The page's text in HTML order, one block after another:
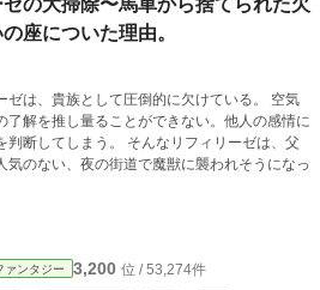
座についた理由。
ゼは、貴族として圧倒的に欠けている。 空気
了解を推し量ることができない。他人の感情に
判断してしまう。 そんなリフィリーゼは、父
気のない、夜の街道で魔獣に襲われそうになっ
ァンタジー 3,200 位 / 53,274件